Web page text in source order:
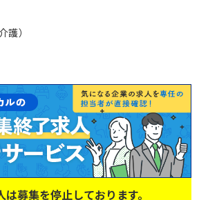
護）
は募集を停止しております。